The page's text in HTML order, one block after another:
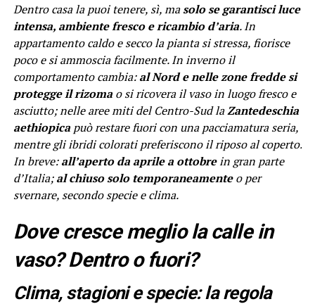
Dentro casa la puoi tenere, sì, masolo se garantisci luce
intensa, ambiente fresco e ricambio d’aria. In
appartamento caldo e secco la pianta si stressa, fiorisce
poco e si ammoscia facilmente. In inverno il
comportamento cambia:al Nord e nelle zone fredde si
protegge il rizomao si ricovera il vaso in luogo fresco e
asciutto; nelle aree miti del Centro-Sud laZantedeschia
aethiopicapuò restare fuori con una pacciamatura seria,
mentre gli ibridi colorati preferiscono il riposo al coperto.
In breve:all’aperto da aprile a ottobrein gran parte
d’Italia;al chiuso solo temporaneamenteo per
svernare, secondo specie e clima.
Dove cresce meglio la calle in
vaso? Dentro o fuori?
Clima, stagioni e specie: la regola